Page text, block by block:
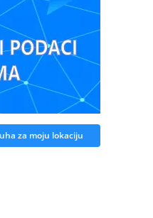
za moju lokaciju